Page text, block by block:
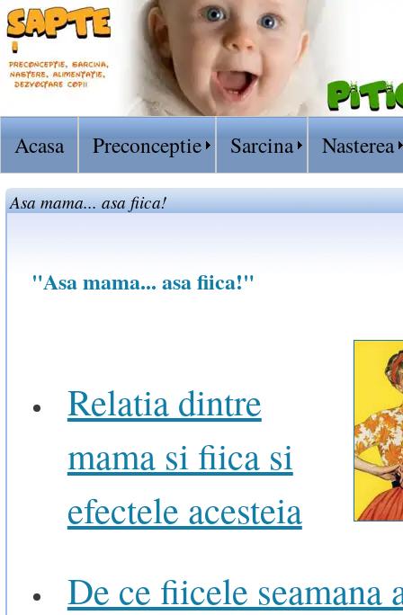
Acasa Preconceptie Sarcina Nasterea
Asa mama... asa fiica!
"Asa mama... asa fiica!"
Relatia dintre
mama si fiica si
efectele acesteia
De ce fiicele seamana